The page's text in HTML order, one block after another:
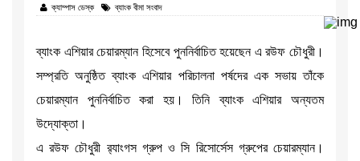
ক্যাম্পাস ডেস্ক ব্যাংক বীমা সংবাদ
ব্যাংক এশিয়ার চেয়ারম্যান হিসেবে পুননির্বাচিত হয়েছেন এ রউফ চৌধুরী।
সম্প্রতি অনুষ্ঠিত ব্যাংক এশিয়ার পরিচালনা পর্ষদের এক সভায় তাঁকে
চেয়ারম্যান পুননির্বাচিত করা হয়। তিনি ব্যাংক এশিয়ার অন্যতম
উদ্যোক্তা।
এ রউফ চৌধুরী র‌্যাংগস গ্রুপ ও সি রিসোর্সেস গ্রুপের চেয়ারম্যান।